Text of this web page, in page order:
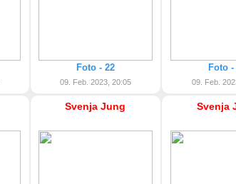
Foto - 22
09. Feb. 2023, 20:05
Foto -
09. Feb.
Svenja Jung Svenja